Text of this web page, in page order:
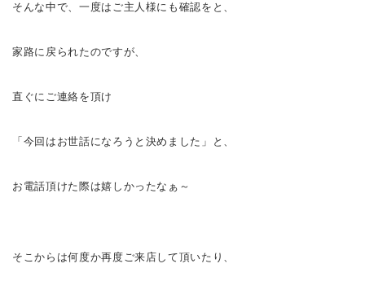
そんな中で、一度はご主人様にも確認をと、
家路に戻られたのですが、
直ぐにご連絡を頂け
「今回はお世話になろうと決めました 」と、
お電話頂けた際は嬉しかったなぁ～
そこからは何度か再度ご来店して頂いたり、